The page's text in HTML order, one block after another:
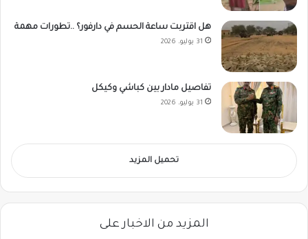
هل اقتربت ساعة الحسم في دارفور؟ ..تطورات مهمة
31 يوليو، 2026
تفاصيل مادار بين كباشي وكيكل
31 يوليو، 2026
تحميل المزيد
المزيد من الاخبار على